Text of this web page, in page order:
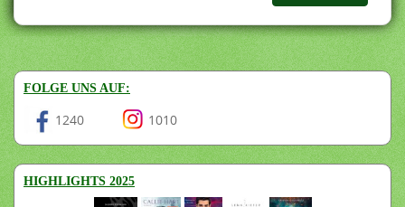
FOLGE UNS AUF:
1240 1010
HIGHLIGHTS 2025